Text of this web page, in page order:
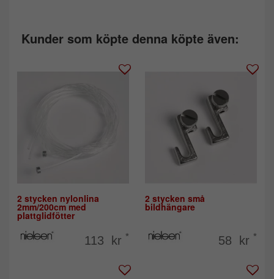
Kunder som köpte denna köpte även:
2 stycken nylonlina
2mm/200cm med
plattglidfötter
113 kr *
2 stycken små
bildhängare
58 kr *